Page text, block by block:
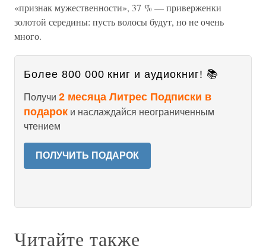
«признак мужественности», 37 % — приверженки
золотой середины: пусть волосы будут, но не очень
много.
Более 800 000 книг и аудиокниг! 📚
Получи 2 месяца Литрес Подписки в
подарок и наслаждайся неограниченным
чтением
ПОЛУЧИТЬ ПОДАРОК
Читайте также